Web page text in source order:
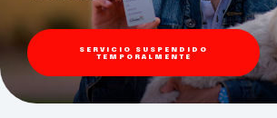
SERVICIO SUSPENDIDO
TEMPORALMENTE